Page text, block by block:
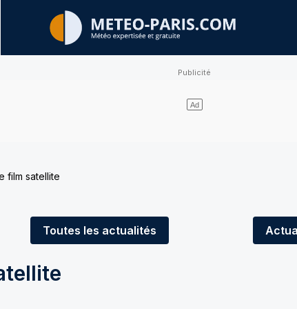
expertisés
film satellite
Toutes les actualités